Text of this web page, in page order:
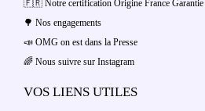
🇫🇷 Notre certification Origine France Garantie
🌳 Nos engagements
📣 OMG on est dans la Presse
🌈 Nous suivre sur Instagram
VOS LIENS UTILES